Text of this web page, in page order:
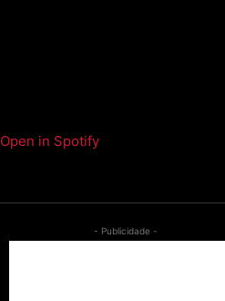
Open in Spotify
- Publicidade -